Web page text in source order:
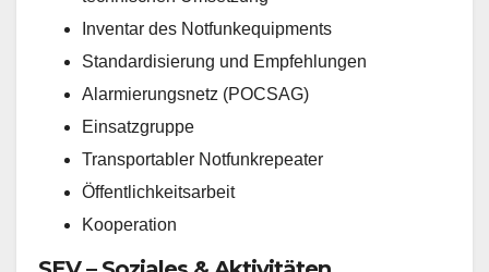
Inventar des Notfunkequipments
Standardisierung und Empfehlungen
Alarmierungsnetz (POCSAG)
Einsatzgruppe
Transportabler Notfunkrepeater
Öffentlichkeitsarbeit
Kooperation